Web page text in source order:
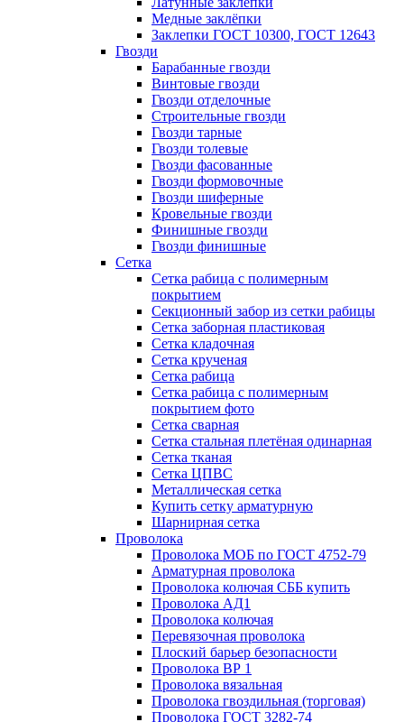
Медные заклёпки
Заклепки ГОСТ 10300, ГОСТ 12643
Гвозди
Барабанные гвозди
Винтовые гвозди
Гвозди отделочные
Строительные гвозди
Гвозди тарные
Гвозди толевые
Гвозди фасованные
Гвозди формовочные
Гвозди шиферные
Кровельные гвозди
Финишные гвозди
Гвозди финишные
Сетка
Сетка рабица с полимерным
покрытием
Секционный забор из сетки рабицы
Сетка заборная пластиковая
Сетка кладочная
Сетка крученая
Сетка рабица
Сетка рабица с полимерным
покрытием фото
Сетка сварная
Сетка стальная плетёная одинарная
Сетка тканая
Сетка ЦПВС
Металлическая сетка
Купить сетку арматурную
Шарнирная сетка
Проволока
Проволока МОБ по ГОСТ 4752-79
Арматурная проволока
Проволока колючая СББ купить
Проволока АД1
Проволока колючая
Перевязочная проволока
Плоский барьер безопасности
Проволока ВР 1
Проволока вязальная
Проволока гвоздильная (торговая)
Проволока ГОСТ 3282-74